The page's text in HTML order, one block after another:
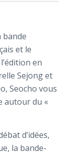
bande
et le
en
Sejong et
Seocho vous
autour du «
d’idées,
la bande-